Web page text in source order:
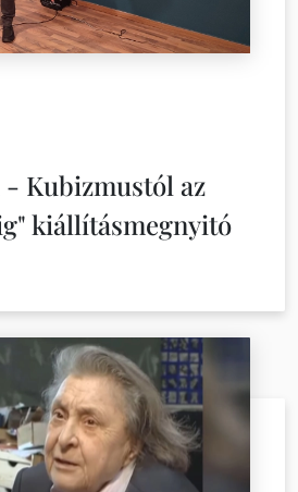
Kubizmustól az
kiállításmegnyitó